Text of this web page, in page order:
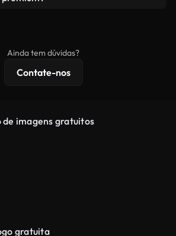
Ainda tem dúvidas?
Contate-nos
de imagens gratuitos
gratuita